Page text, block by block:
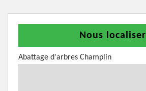
Nous localiser
Abattage d'arbres Champlin